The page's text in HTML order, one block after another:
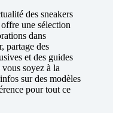
des sneakers
une sélection
dans
partage des
et des guides
soyez à la
sur des modèles
pour tout ce